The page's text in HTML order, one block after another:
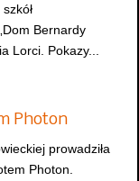
Bernardy
Lorci. Pokazy...
Photon
prowadziła
Photon.